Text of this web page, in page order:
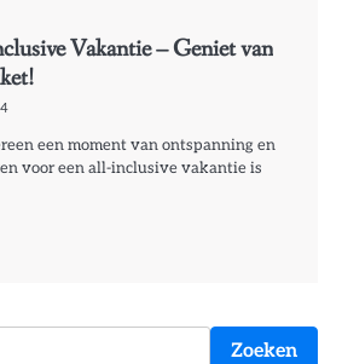
Vakantie – Geniet van
een moment van ontspanning en
voor een all-inclusive vakantie is
Zoeken